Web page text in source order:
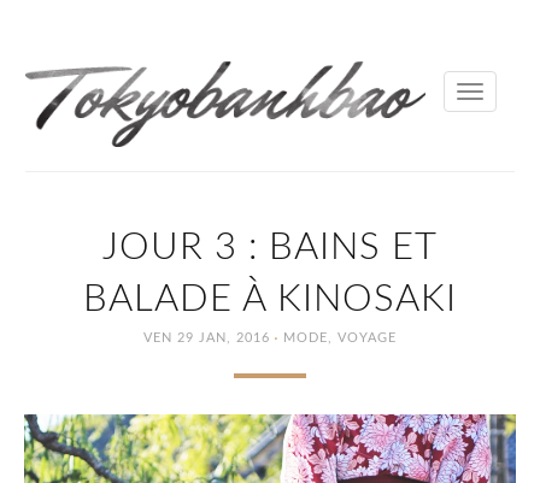
Toggle
JOUR 3 : BAINS ET
BALADE À KINOSAKI
VEN 29 JAN, 2016 · MODE, VOYAGE